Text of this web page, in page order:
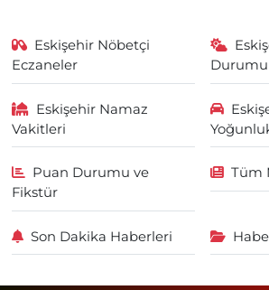
Eskişehir Nöbetçi
Eczaneler
Durumu
Eskişehir Namaz
Vakitleri
Puan Durumu ve
Fikstür
Tüm
Son Dakika Haberleri